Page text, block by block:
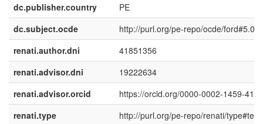
dc.publisher.country
PE
dc.subject.ocde
http://purl.org/pe-repo/ocde/
renati.author.dni
41851356
renati.advisor.dni
19222634
renati.advisor.orcid
https://orcid.org/0000-0002-1459-4167
renati.type
http://purl.org/pe-repo/renati/